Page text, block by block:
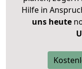
Hilfe in
uns heute